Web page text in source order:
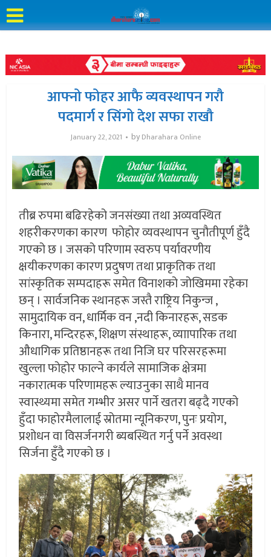
आफ्नो फोहर आफै व्यवस्थापन गरौ
पदमार्ग र सिंगो देश सफा राखौ
January 22, 2021 by Dharahara Online
तीब्र रुपमा बढिरहेको जनसंख्या तथा अव्यवस्थित
शहरीकरणका कारण फोहोर व्यवस्थापन चुनौतीपूर्ण हुँदै
गएको छ । जसको परिणाम स्वरुप पर्यावरणीय
क्षयीकरणका कारण प्रदुषण तथा प्राकृतिक तथा
सांस्कृतिक सम्पदाहरू समेत विनाशको जोखिममा रहेका
छन् । सार्वजनिक स्थानहरू जस्तै राष्ट्रिय निकुन्ज ,
सामुदायिक वन, धार्मिक वन ,नदी किनारहरू, सडक
किनारा, मन्दिरहरू, शिक्षण संस्थाहरू, व्याापारिक तथा
औधागिक प्रतिष्ठानहरू तथा निजि घर परिसरहरूमा
खुल्ला फोहोर फाल्ने कार्यले सामाजिक क्षेत्रमा
नकारात्मक परिणामहरू ल्याउनुका साथै मानव
स्वास्थ्यमा समेत गम्भीर असर पार्ने खतरा बढ्दै गएको
हुँदा फाहोरमैलालाई स्रोतमा न्यूनिकरण, पुनः प्रयोग,
प्रशोधन वा विसर्जनगरी ब्यबस्थित गर्नु पर्ने अवस्था
सिर्जना हुँदै गएको छ ।